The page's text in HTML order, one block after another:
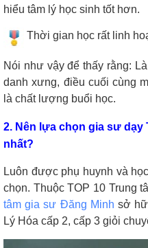
hiểu tâm lý học sinh tốt hơn.
Thời gian học rất linh
Nói như vậy để thấy rằng:
danh xưng, điều cuối cùng
là chất lượng buổi học.
2. Nên lựa chọn gia sư dạy
nhất?
Luôn được phụ huynh và
chọn. Thuộc TOP 10 Trung
tâm gia sư Đăng Minh sở
Lý Hóa cấp 2, cấp 3 giỏi